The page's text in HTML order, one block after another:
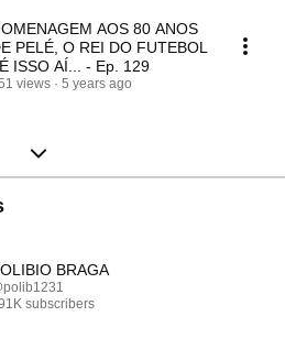
AOS 80 ANOS
PELÉ, O REI DO FUTEBOL
ISSO AÍ... - Ep. 129
views 5 years ago
BRAGA
subscribers